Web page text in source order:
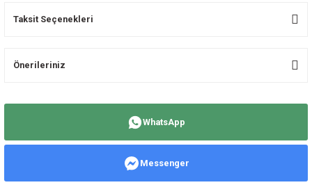
Taksit Seçenekleri
Önerileriniz
Ürün resmi kalitesiz, bozuk veya görüntülenemiyor.
WhatsApp
Messenger